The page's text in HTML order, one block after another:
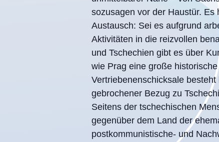
sozusagen vor der Haustür.
Austausch: Sei es aufgrund
Aktivitäten in die reizvollen
und Tschechien gibt es über
wie Prag eine große
Vertriebenenschicksale
gebrochener Bezug zu
Seitens der tschechischen
gegenüber dem Land der
postkommunistische- und